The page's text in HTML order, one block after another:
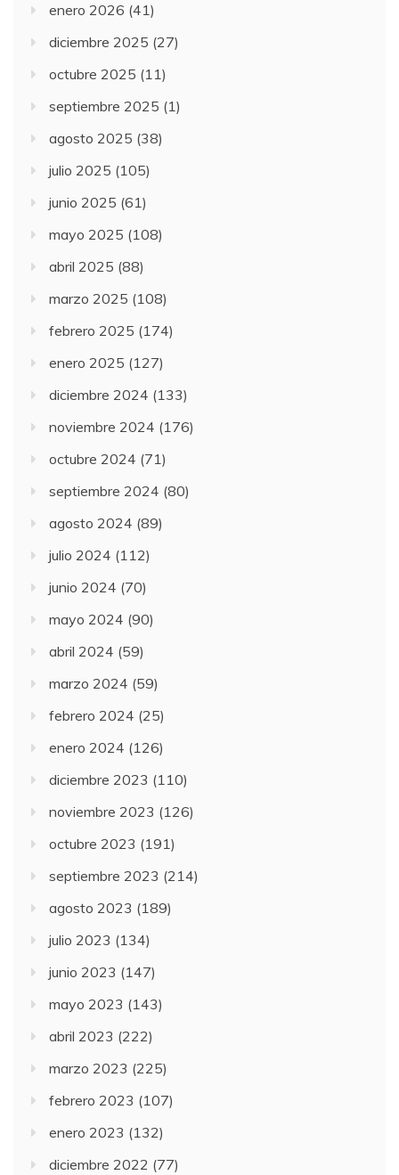
enero 2026 (41)
diciembre 2025 (27)
octubre 2025 (11)
septiembre 2025 (1)
agosto 2025 (38)
julio 2025 (105)
junio 2025 (61)
mayo 2025 (108)
abril 2025 (88)
marzo 2025 (108)
febrero 2025 (174)
enero 2025 (127)
diciembre 2024 (133)
noviembre 2024 (176)
octubre 2024 (71)
septiembre 2024 (80)
agosto 2024 (89)
julio 2024 (112)
junio 2024 (70)
mayo 2024 (90)
abril 2024 (59)
marzo 2024 (59)
febrero 2024 (25)
enero 2024 (126)
diciembre 2023 (110)
noviembre 2023 (126)
octubre 2023 (191)
septiembre 2023 (214)
agosto 2023 (189)
julio 2023 (134)
junio 2023 (147)
mayo 2023 (143)
abril 2023 (222)
marzo 2023 (225)
febrero 2023 (107)
enero 2023 (132)
diciembre 2022 (77)